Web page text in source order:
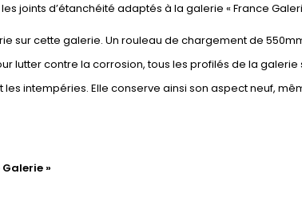
joints d’étanchéité adaptés à la galerie « France
sur cette galerie. Un rouleau de chargement de
lutter contre la corrosion, tous les profilés de la galerie
intempéries. Elle conserve ainsi son aspect neuf,
»